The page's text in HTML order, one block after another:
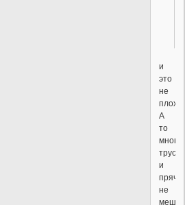
и
это
не
А
то
трусят
и
не